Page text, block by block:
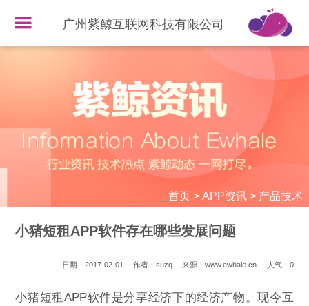
广州紫鲸互联网科技有限公司
首页> APP资讯> 产品技术
小猪短租APP软件存在哪些发展问题
日期：2017-02-01 作者：suzq 来源：www.ewhale.cn 人气： 0
小猪短租APP软件是分享经济下的经济产物。现今互